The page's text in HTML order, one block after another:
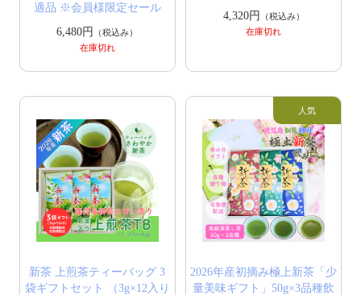
適品 ※会員様限定セール
6,480円
（税込み）
在庫切れ
4,320円
（税込み）
在庫切れ
新茶 上煎茶ティーバッグ 3
袋ギフトセット （3g×12入り
2026年産初摘み極上新茶「少
量美味ギフト」50g×3品種飲